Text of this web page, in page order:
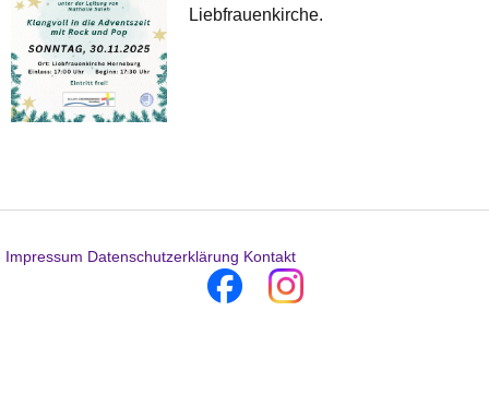
Liebfrauenkirche.
Impressum Datenschutzerklärung Kontakt